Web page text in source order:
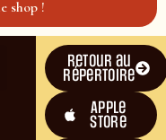
shop !
Retour au
répertoire
Apple
Store